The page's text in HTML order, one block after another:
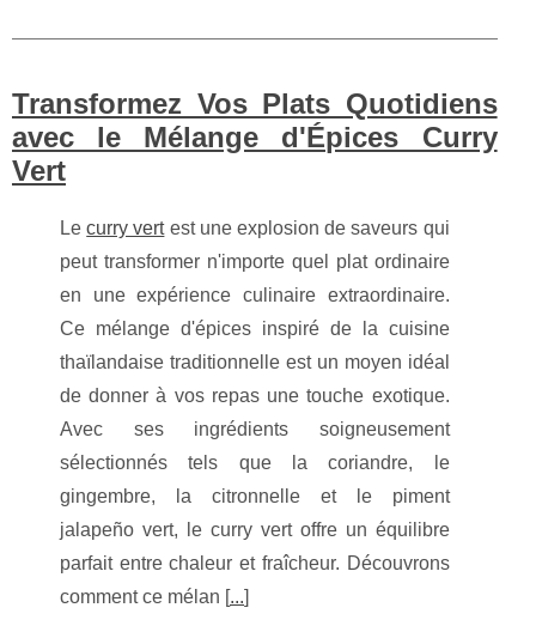
Transformez Vos Plats Quotidiens
avec le Mélange d'Épices Curry
Vert
Lecurry vertest une explosion de saveurs qui
peut transformer n'importe quel plat ordinaire
en une expérience culinaire extraordinaire.
Ce mélange d'épices inspiré de la cuisine
thaïlandaise traditionnelle est un moyen idéal
de donner à vos repas une touche exotique.
Avec ses ingrédients soigneusement
sélectionnés tels que la coriandre, le
gingembre, la citronnelle et le piment
jalapeño vert, le curry vert offre un équilibre
parfait entre chaleur et fraîcheur. Découvrons
comment ce mélan [...]